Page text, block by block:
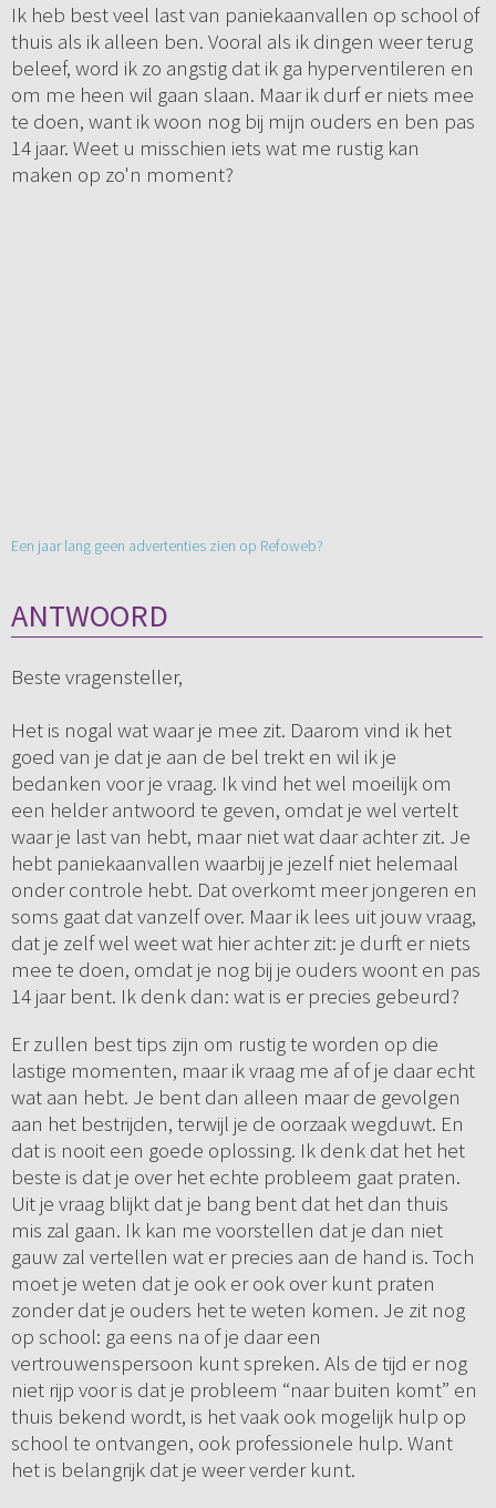
Ik heb best veel last van paniekaanvallen op school of
thuis als ik alleen ben. Vooral als ik dingen weer terug
beleef, word ik zo angstig dat ik ga hyperventileren en
om me heen wil gaan slaan. Maar ik durf er niets mee
te doen, want ik woon nog bij mijn ouders en ben pas
14 jaar. Weet u misschien iets wat me rustig kan
maken op zo'n moment?
Een jaar lang geen advertenties zien op Refoweb?
ANTWOORD
Beste vragensteller,
Het is nogal wat waar je mee zit. Daarom vind ik het
goed van je dat je aan de bel trekt en wil ik je
bedanken voor je vraag. Ik vind het wel moeilijk om
een helder antwoord te geven, omdat je wel vertelt
waar je last van hebt, maar niet wat daar achter zit. Je
hebt paniekaanvallen waarbij je jezelf niet helemaal
onder controle hebt. Dat overkomt meer jongeren en
soms gaat dat vanzelf over. Maar ik lees uit jouw vraag,
dat je zelf wel weet wat hier achter zit: je durft er niets
mee te doen, omdat je nog bij je ouders woont en pas
14 jaar bent. Ik denk dan: wat is er precies gebeurd?
Er zullen best tips zijn om rustig te worden op die
lastige momenten, maar ik vraag me af of je daar echt
wat aan hebt. Je bent dan alleen maar de gevolgen
aan het bestrijden, terwijl je de oorzaak wegduwt. En
dat is nooit een goede oplossing. Ik denk dat het het
beste is dat je over het echte probleem gaat praten.
Uit je vraag blijkt dat je bang bent dat het dan thuis
mis zal gaan. Ik kan me voorstellen dat je dan niet
gauw zal vertellen wat er precies aan de hand is. Toch
moet je weten dat je ook er ook over kunt praten
zonder dat je ouders het te weten komen. Je zit nog
op school: ga eens na of je daar een
vertrouwenspersoon kunt spreken. Als de tijd er nog
niet rijp voor is dat je probleem “naar buiten komt” en
thuis bekend wordt, is het vaak ook mogelijk hulp op
school te ontvangen, ook professionele hulp. Want
het is belangrijk dat je weer verder kunt.